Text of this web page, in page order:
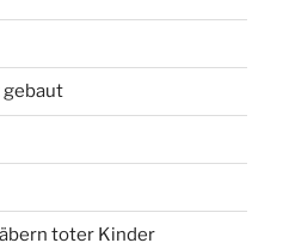
gebaut
toter Kinder